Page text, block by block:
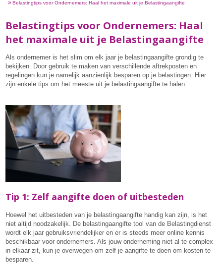
» Belastingtips voor Ondernemers: Haal het maximale uit je Belastingaangifte
Belastingtips voor Ondernemers: Haal
het maximale uit je Belastingaangifte
Als ondernemer is het slim om elk jaar je belastingaangifte grondig te
bekijken. Door gebruik te maken van verschillende aftrekposten en
regelingen kun je namelijk aanzienlijk besparen op je belastingen. Hier
zijn enkele tips om het meeste uit je belastingaangifte te halen:
Tip 1: Zelf aangifte doen of uitbesteden
Hoewel het uitbesteden van je belastingaangifte handig kan zijn, is het
niet altijd noodzakelijk. De belastingaangifte tool van de Belastingdienst
wordt elk jaar gebruiksvriendelijker en er is steeds meer online kennis
beschikbaar voor ondernemers. Als jouw onderneming niet al te complex
in elkaar zit, kun je overwegen om zelf je aangifte te doen om kosten te
besparen.